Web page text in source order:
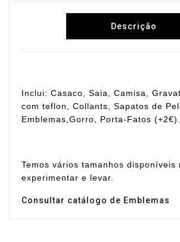
Descrição
Inclui: Casaco, Saia, Camisa,
com teflon, Collants, Sapatos de
Emblemas,Gorro, Porta-Fatos (+2€).
Temos vários tamanhos disponíveis
experimentar e levar.
Consultar catálogo de Emblemas